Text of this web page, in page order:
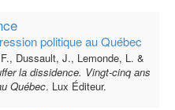
politique au Québec
Dussault, J., Lemonde, L. &
la dissidence. Vingt-cinq ans
Québec. Lux Éditeur.